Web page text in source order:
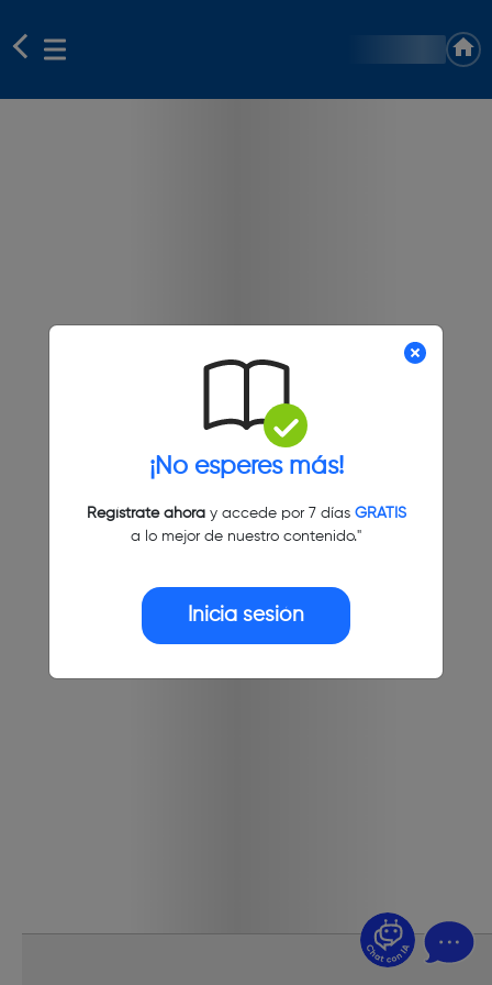
¡No esperes más!
Regístrate ahoray accede por 7 días GRATIS
a lo mejor de nuestro contenido."
Inicia sesión